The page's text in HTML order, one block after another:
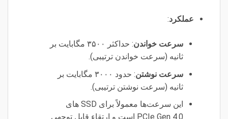
عملکرد:
سرعت خواندن
: حداکثر ۳۵۰۰ مگابایت بر
ثانیه (سرعت خواندن ترتیبی).
سرعت نوشتن
: حدود ۳۰۰۰ مگابایت بر
ثانیه (سرعت نوشتن ترتیبی).
این سرعت‌ها معمولاً برای SSD های
PCIe Gen 4.0 است و ارتقاء قابل توجهی